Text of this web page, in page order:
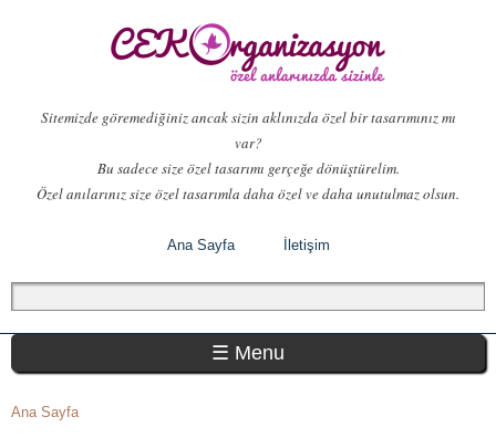
içeriğe
atla
Sitemizde göremediğiniz ancak sizin aklınızda özel bir tasarımınız mı
var?
Bu sadece size özel tasarımı gerçeğe dönüştürelim.
Özel anılarınız size özel tasarımla daha özel ve daha unutulmaz olsun.
Ana Sayfa İletişim
☰ Menu
Buradasınız
Ana Sayfa